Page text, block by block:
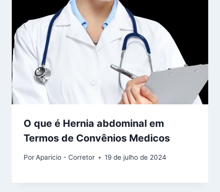
O que é Hernia abdominal em
Termos de Convênios Medicos
PorAparicio - Corretor 19 de julho de 2024